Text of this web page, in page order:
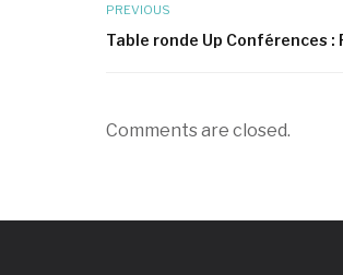
PREVIOUS
Table ronde Up Conférences
Comments are closed.